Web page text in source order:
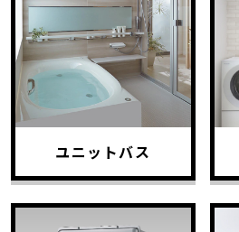
ユニットバス